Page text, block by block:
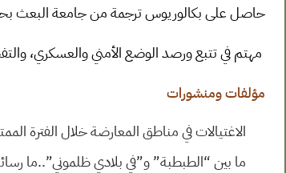
حاصل على بكالوريوس ترجمة من جامعة البعث
مهتم في تتبع ورصد الوضع الأمني والعسكري،
مؤلفات ومنشورات
الاغتيالات في مناطق المعارضة خلال الفترة
ما بين “الطبطبة” و”في بلادي ظلموني”..ما